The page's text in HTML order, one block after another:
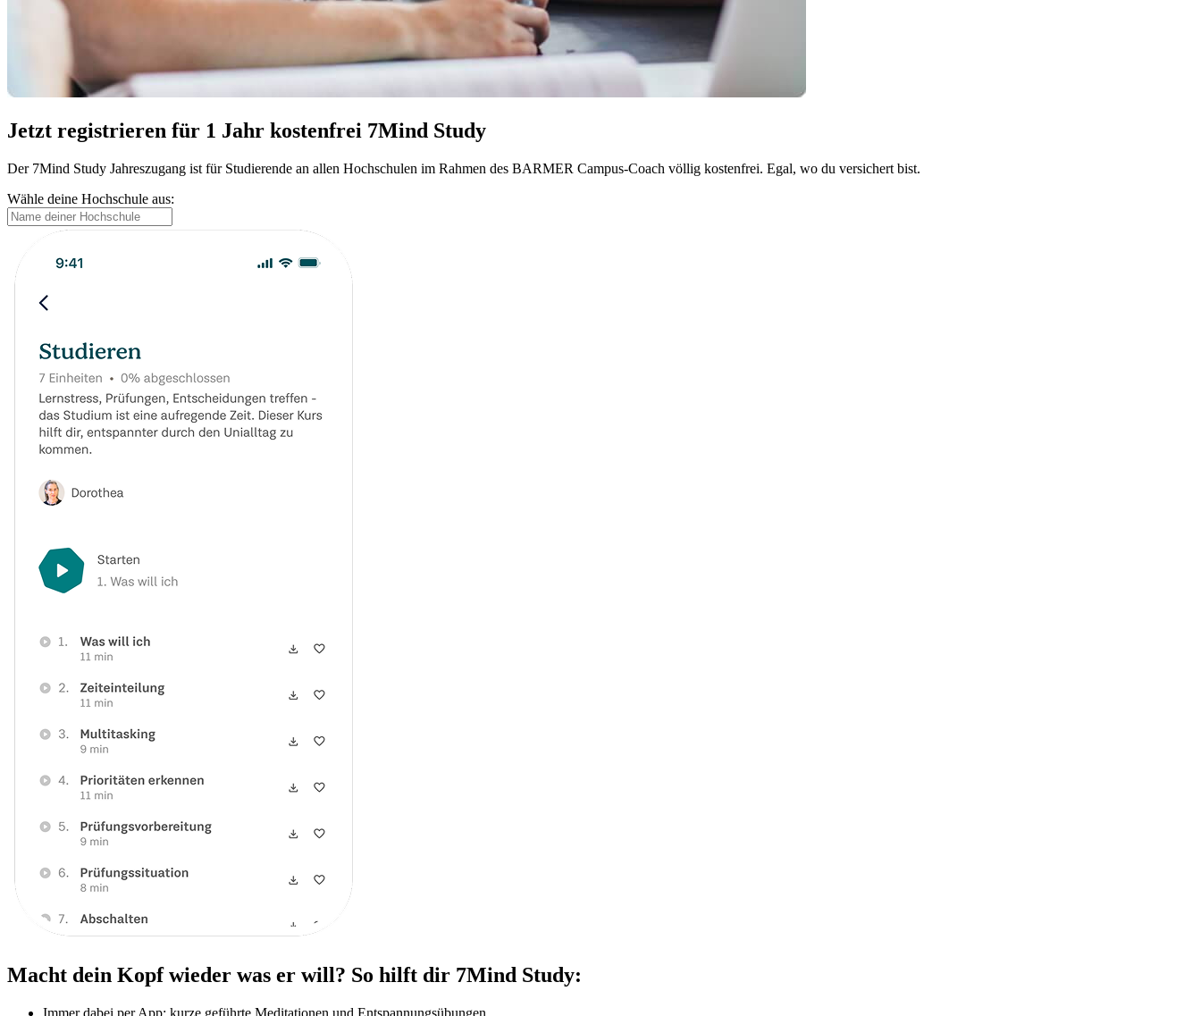
Jetzt registrieren für 1 Jahr kostenfrei 7Mind Study
Der 7Mind Study Jahreszugang ist für Studierende an allen Hochschulen im Rahmen des BARMER Campus-Coach völlig kostenfrei. Egal, wo du versichert bist.
Wähle deine Hochschule aus:
Macht dein Kopf wieder was er will? So hilft dir 7Mind Study:
Immer dabei per App: kurze geführte Meditationen und Entspannungsübungen.